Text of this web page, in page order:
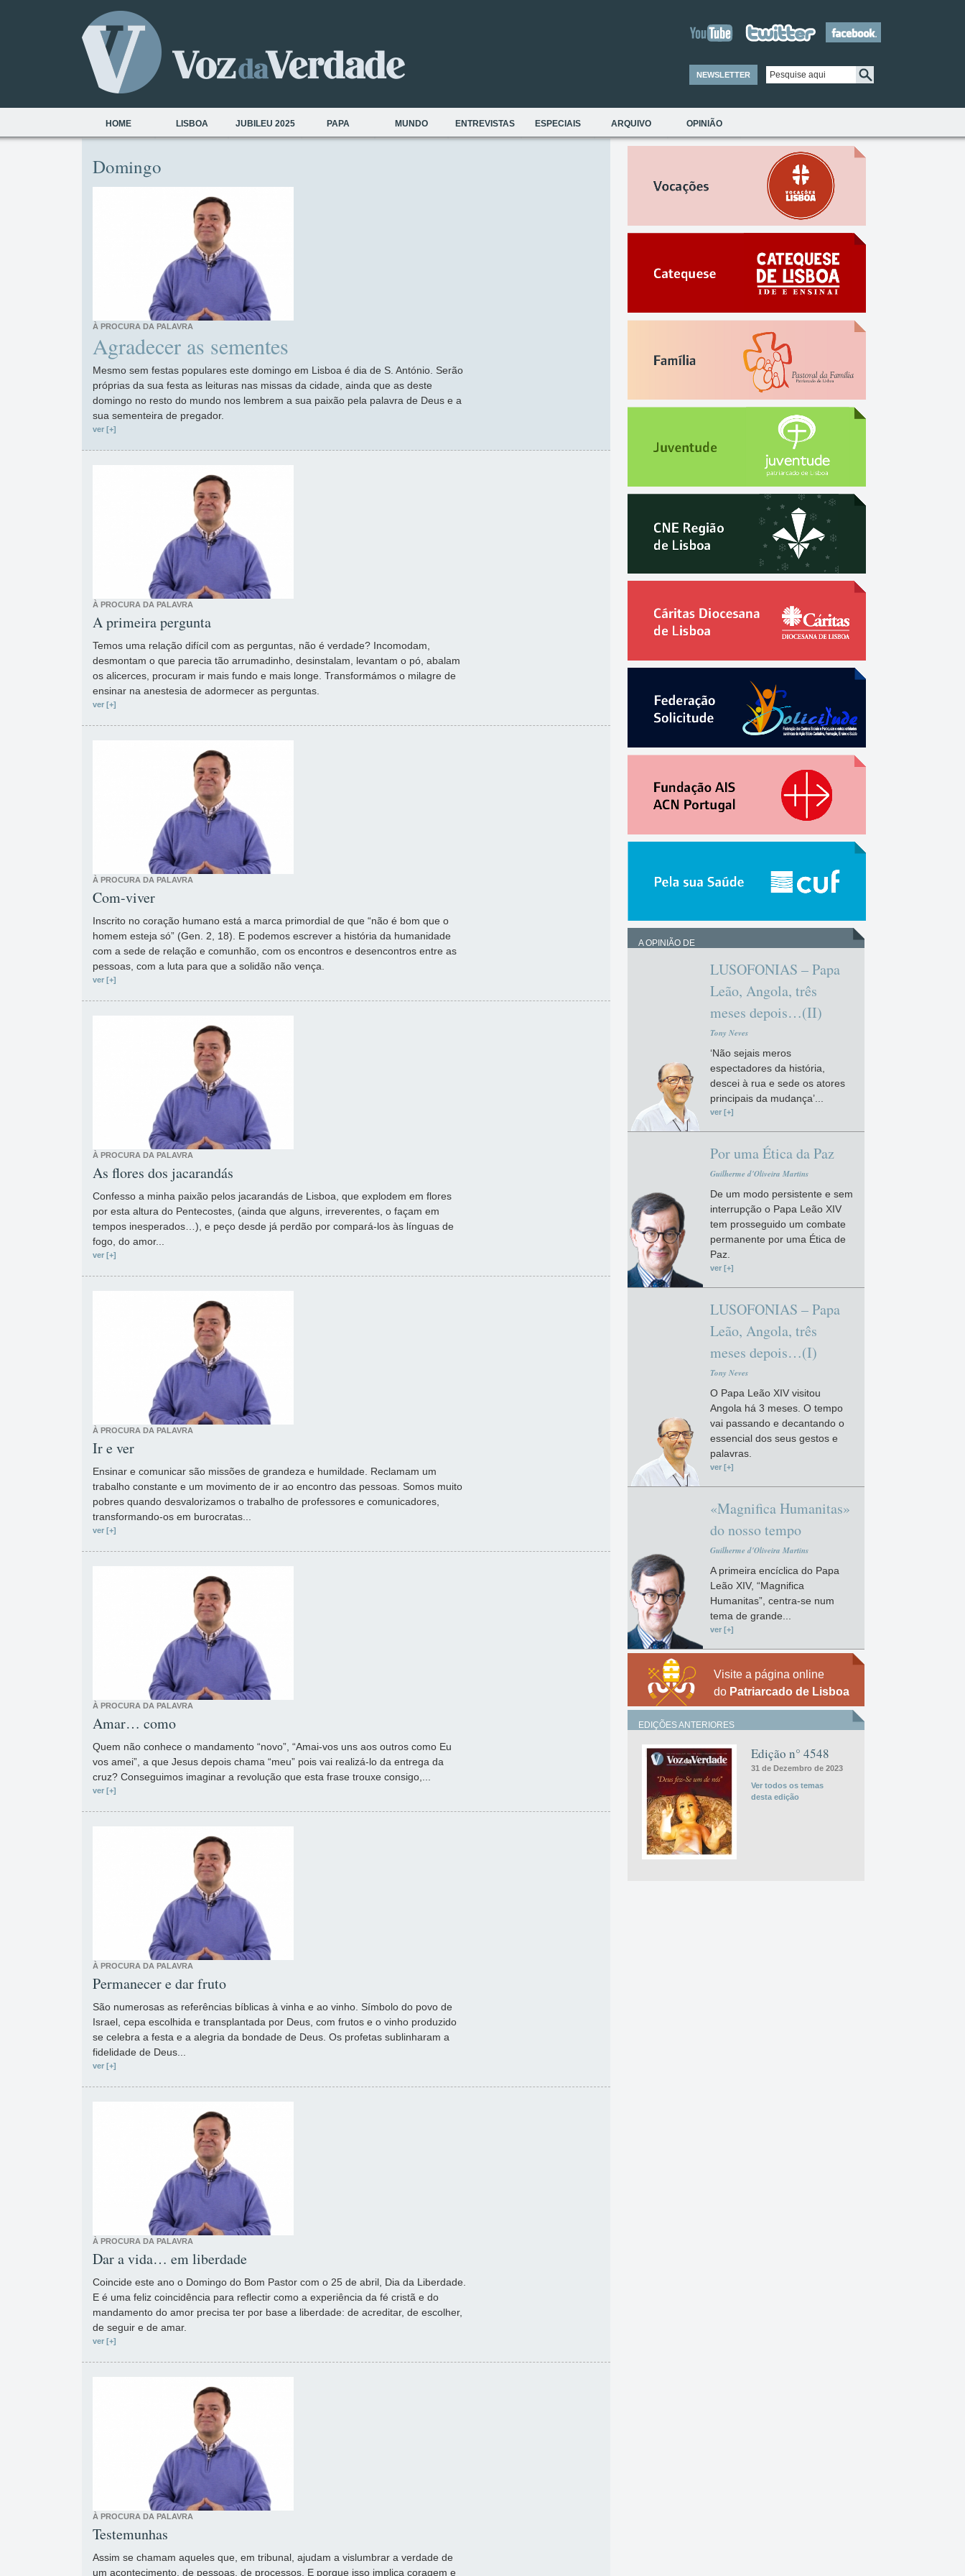
NEWSLETTER
HOME LISBOA JUBILEU 2025 PAPA MUNDO ENTREVISTAS ESPECIAIS ARQUIVO OPINIÃO
Domingo
À PROCURA DA PALAVRA
Agradecer as sementes
Mesmo sem festas populares este domingo em Lisboa é dia de S. António. Serão
próprias da sua festa as leituras nas missas da cidade, ainda que as deste
domingo no resto do mundo nos lembrem a sua paixão pela palavra de Deus e a
sua sementeira de pregador.
ver [+]
À PROCURA DA PALAVRA
A primeira pergunta
Temos uma relação difícil com as perguntas, não é verdade? Incomodam,
desmontam o que parecia tão arrumadinho, desinstalam, levantam o pó, abalam
os alicerces, procuram ir mais fundo e mais longe. Transformámos o milagre de
ensinar na anestesia de adormecer as perguntas.
ver [+]
À PROCURA DA PALAVRA
Com-viver
Inscrito no coração humano está a marca primordial de que “não é bom que o
homem esteja só” (Gen. 2, 18). E podemos escrever a história da humanidade
com a sede de relação e comunhão, com os encontros e desencontros entre as
pessoas, com a luta para que a solidão não vença.
ver [+]
À PROCURA DA PALAVRA
As flores dos jacarandás
Confesso a minha paixão pelos jacarandás de Lisboa, que explodem em flores
por esta altura do Pentecostes, (ainda que alguns, irreverentes, o façam em
tempos inesperados…), e peço desde já perdão por compará-los às línguas de
fogo, do amor...
ver [+]
À PROCURA DA PALAVRA
Ir e ver
Ensinar e comunicar são missões de grandeza e humildade. Reclamam um
trabalho constante e um movimento de ir ao encontro das pessoas. Somos muito
pobres quando desvalorizamos o trabalho de professores e comunicadores,
transformando-os em burocratas...
ver [+]
À PROCURA DA PALAVRA
Amar… como
Quem não conhece o mandamento “novo”, “Amai-vos uns aos outros como Eu
vos amei”, a que Jesus depois chama “meu” pois vai realizá-lo da entrega da
cruz? Conseguimos imaginar a revolução que esta frase trouxe consigo,...
ver [+]
À PROCURA DA PALAVRA
Permanecer e dar fruto
São numerosas as referências bíblicas à vinha e ao vinho. Símbolo do povo de
Israel, cepa escolhida e transplantada por Deus, com frutos e o vinho produzido
se celebra a festa e a alegria da bondade de Deus. Os profetas sublinharam a
fidelidade de Deus...
ver [+]
À PROCURA DA PALAVRA
Dar a vida… em liberdade
Coincide este ano o Domingo do Bom Pastor com o 25 de abril, Dia da Liberdade.
E é uma feliz coincidência para reflectir como a experiência da fé cristã e do
mandamento do amor precisa ter por base a liberdade: de acreditar, de escolher,
de seguir e de amar.
ver [+]
À PROCURA DA PALAVRA
Testemunhas
Assim se chamam aqueles que, em tribunal, ajudam a vislumbrar a verdade de
um acontecimento, de pessoas, de processos. E porque isso implica coragem e
A OPINIÃO DE
LUSOFONIAS – Papa
Leão, Angola, três
meses depois…(II)
Tony Neves
‘Não sejais meros
espectadores da história,
descei à rua e sede os atores
principais da mudança’...
ver [+]
Por uma Ética da Paz
Guilherme d'Oliveira Martins
De um modo persistente e sem
interrupção o Papa Leão XIV
tem prosseguido um combate
permanente por uma Ética de
Paz.
ver [+]
LUSOFONIAS – Papa
Leão, Angola, três
meses depois…(I)
Tony Neves
O Papa Leão XIV visitou
Angola há 3 meses. O tempo
vai passando e decantando o
essencial dos seus gestos e
palavras.
ver [+]
«Magnifica Humanitas»
do nosso tempo
Guilherme d'Oliveira Martins
A primeira encíclica do Papa
Leão XIV, “Magnifica
Humanitas”, centra-se num
tema de grande...
ver [+]
Visite a página online
do Patriarcado de Lisboa
EDIÇÕES ANTERIORES
Edição n° 4548
31 de Dezembro de 2023
Ver todos os temas
desta edição